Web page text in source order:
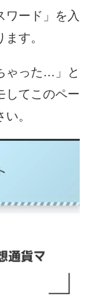
ワード」を入
す。
ゃった…」と
してこのペー
。